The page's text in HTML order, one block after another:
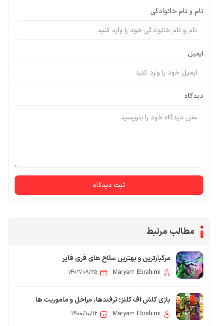
نام و نام خانوادگی
ایمیل
دیدگاه
ثبت دیدگاه
مطالب مرتبط
مرگبارترین و بهترین سلاح‌ های فری فایر
Maryam Ebrahimi ۱۴۰۲/۰۸/۲۵
بازی کلش اف کلنز؛ ترفندها، مراحل و ماموریت ها
Maryam Ebrahimi ۱۴۰۰/۱۰/۱۲